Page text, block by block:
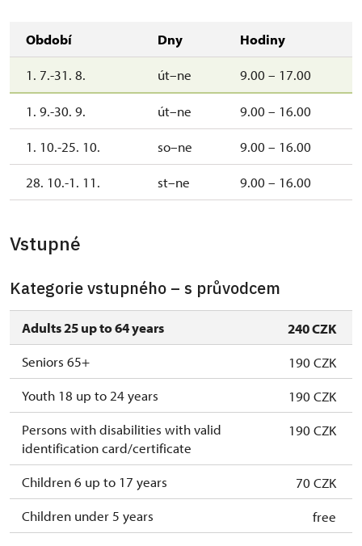
Období Dny Hodiny
1. 7.-31. 8. út–ne 9.00 – 17.00
1. 9.-30. 9. út–ne 9.00 – 16.00
1. 10.-25. 10. so–ne 9.00 – 16.00
28. 10.-1. 11. st–ne 9.00 – 16.00
Vstupné
Kategorie vstupného – s průvodcem
Adults 25 up to 64 years
240 CZK
Seniors 65+
190 CZK
Youth 18 up to 24 years
190 CZK
Persons with disabilities with valid
identification card/certificate
190 CZK
Children 6 up to 17 years
70 CZK
Children under 5 years
free